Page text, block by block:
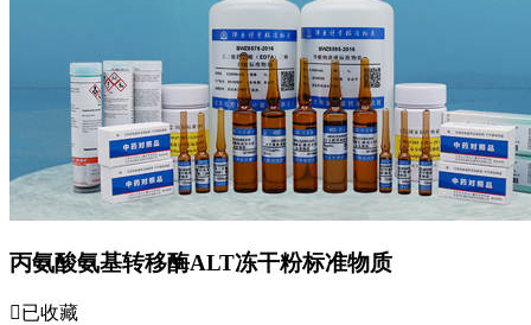
丙氨酸氨基转移酶ALT冻干粉标准物质
已收藏